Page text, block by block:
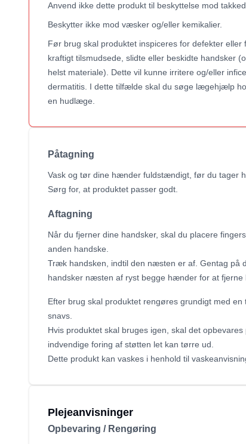
Anvend ikke dette produkt til beskyttelse mod
Beskytter ikke mod væsker og/eller kemikalier.
Før brug skal produktet inspiceres for defekter eller
kraftigt tilsmudsede, slidte eller beskidte handsker
helst materiale). Dette vil kunne irritere og/eller
dermatitis. I dette tilfælde skal du søge lægehjælp
en hudlæge.
Påtagning
Vask og tør dine hænder fuldstændigt, før du tager
Sørg for, at produktet passer godt.
Aftagning
Når du fjerner dine handsker, skal du placere
anden handske.
Træk handsken, indtil den næsten er af. Gentag på
handsker næsten af ​​ryst begge hænder for at fjerne
Efter brug skal produktet rengøres grundigt med
snavs.
Hvis produktet skal bruges igen, skal det
indvendige foring af støtten let kan tørre ud.
Dette produkt kan vaskes i henhold til
Plejeanvisninger
Opbevaring / Rengøring